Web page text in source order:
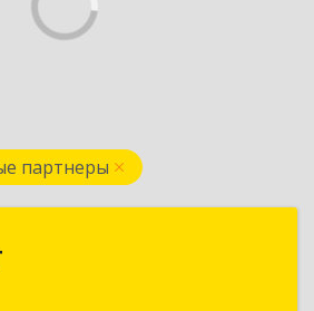
партнеры
обл, Орехово-Зуево г,